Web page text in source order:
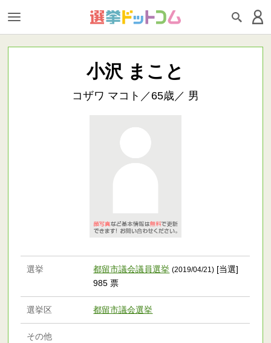
小沢 まこと
コザワ マコト／65歳／ 男
選挙 都留市議会議員選挙 (2019/04/21) [当選]
985 票
選挙区 都留市議会選挙
その他